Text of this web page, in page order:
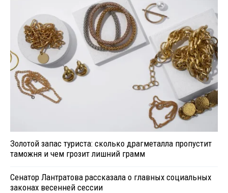
Золотой запас туриста: сколько драгметалла пропустит
таможня и чем грозит лишний грамм
Сенатор Лантратова рассказала о главных социальных
законах весенней сессии